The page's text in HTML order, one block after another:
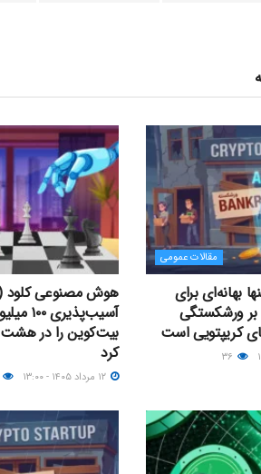
مقالات عمومی
بهانه‌ای برای
ورشکستگی
کریپتویی است
بیت‌کوین را در
کرد